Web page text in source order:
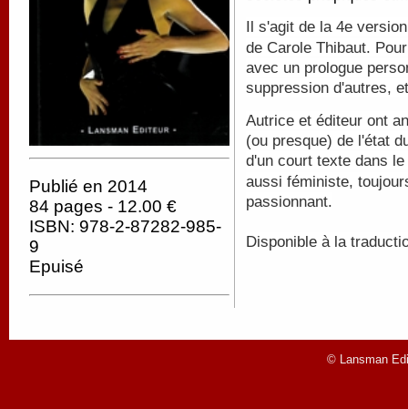
Publié en 2014
84 pages - 12.00 €
ISBN: 978-2-87282-985-
9
Epuisé
Il s'agit de la 4e
de Carole Thibaut.
avec un prologue
suppression d'autres,
Autrice et éditeur ont
(ou presque) de l'état
d'un court texte dans
aussi féministe,
passionnant.
Disponible à la
© Lansman